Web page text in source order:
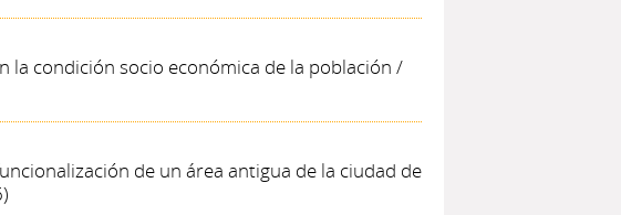
la condición socio económica de la población /
de un área antigua de la ciudad de